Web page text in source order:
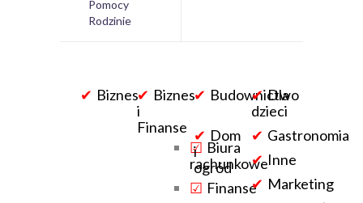
Pomocy
Rodzinie
Biznes
Biznes
i
Finanse
Biura
rachunkowe
Finanse
Budownictwo
Dla
dzieci
Dom
i
ogród
Gastronomia
Inne
Marketing